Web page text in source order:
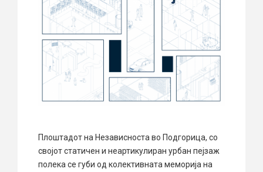
Плоштадот на Независноста во Подгорица, со
својот статичен и неартикулиран урбан пејзаж
полека се губи од колективната меморија на